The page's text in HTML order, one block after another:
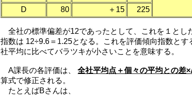
D
80 ＋15 225
全社の標準偏差が12であったとして、これを１とし
指数は 12÷9.6＝1.25となる。これを評価傾向指数と
社平均に比べてバラツキが小さいことを意味する。
A課長の各評価は、全社平均点＋個々の平均との差
算式で修正される。
たとえばBさんは、